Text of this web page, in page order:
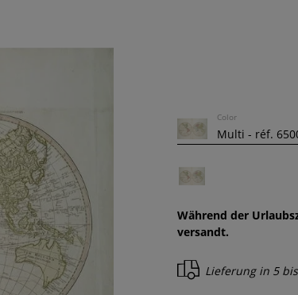
Color
Während der
versandt.
Lieferung in 5